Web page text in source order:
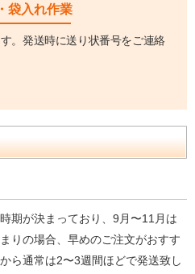
袋入れ作業
。発送時に送り状番号をご連絡
期が決まっており、9月〜11月は
りの場合、早めのご注文がおすす
ら通常は2〜3週間ほどで発送致し